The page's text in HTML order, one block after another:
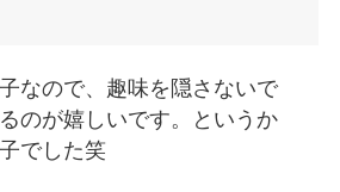
なので、趣味を隠さないで
のが嬉しいです。というか
でした笑